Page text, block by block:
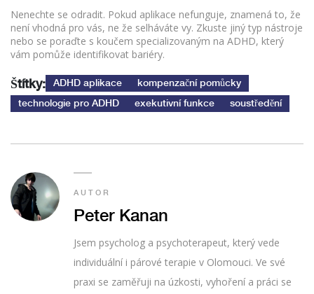
Nenechte se odradit. Pokud aplikace nefunguje, znamená to, že
není vhodná pro vás, ne že selháváte vy. Zkuste jiný typ nástroje
nebo se poraďte s koučem specializovaným na ADHD, který
vám pomůže identifikovat bariéry.
Štítky: ADHD aplikace kompenzační pomůcky
technologie pro ADHD exekutivní funkce soustředění
AUTOR
Peter Kanan
Jsem psycholog a psychoterapeut, který vede
individuální i párové terapie v Olomouci. Ve své
praxi se zaměřuji na úzkosti, vyhoření a práci se